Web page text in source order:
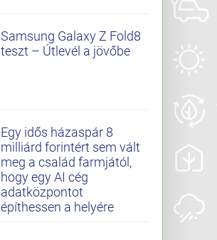
Samsung Galaxy Z Fold8
teszt – Útlevél a jövőbe
Egy idős házaspár 8
milliárd forintért sem vált
meg a család farmjától,
hogy egy AI cég
adatközpontot
építhessen a helyére